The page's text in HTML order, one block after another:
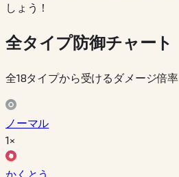
しょう！
全タイプ防御チャート
全18タイプから受けるダメージ倍率
ノーマル
1×
かくとう